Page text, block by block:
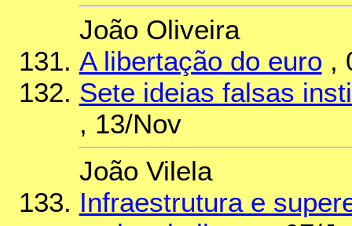
João Oliveira
A libertação do euro ,
Sete ideias falsas
, 13/Nov
João Vilela
Infraestrutura e